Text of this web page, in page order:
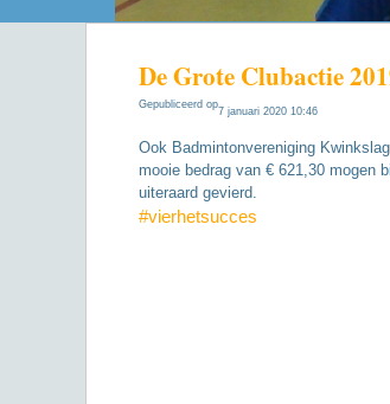
De Grote Clubactie
Gepubliceerd op
7 januari 2020 10:46
Ook Badmintonvereniging
mooie bedrag van € 621,30 mogen
uiteraard gevierd.
#vierhetsucces